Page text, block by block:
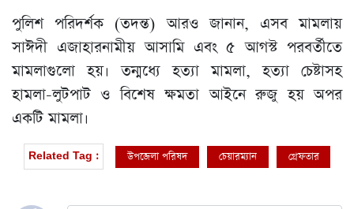
পুলিশ পরিদর্শক (তদন্ত) আরও জানান, এসব মামলায়
সাঈদী এজাহারনামীয় আসামি এবং ৫ আগস্ট পরবর্তীতে
মামলাগুলো হয়। তন্মধ্যে হত্যা মামলা, হত্যা চেষ্টাসহ
হামলা-লুটপাট ও বিশেষ ক্ষমতা আইনে রুজু হয় অপর
একটি মামলা।
Related Tag : উপজেলা পরিষদ চেয়ারম্যান গ্রেফতার